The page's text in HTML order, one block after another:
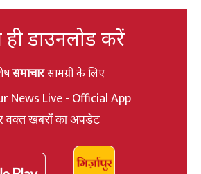
डाउनलोड करें
समाचारसामग्री के लिए
News Live - Official App
वक्त खबरों का अपडेट